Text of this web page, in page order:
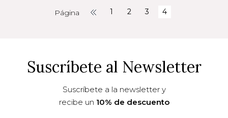
Página 1 2 3 4
Suscríbete al Newsletter
Suscríbete a la newsletter y
recibe un 10% de descuento